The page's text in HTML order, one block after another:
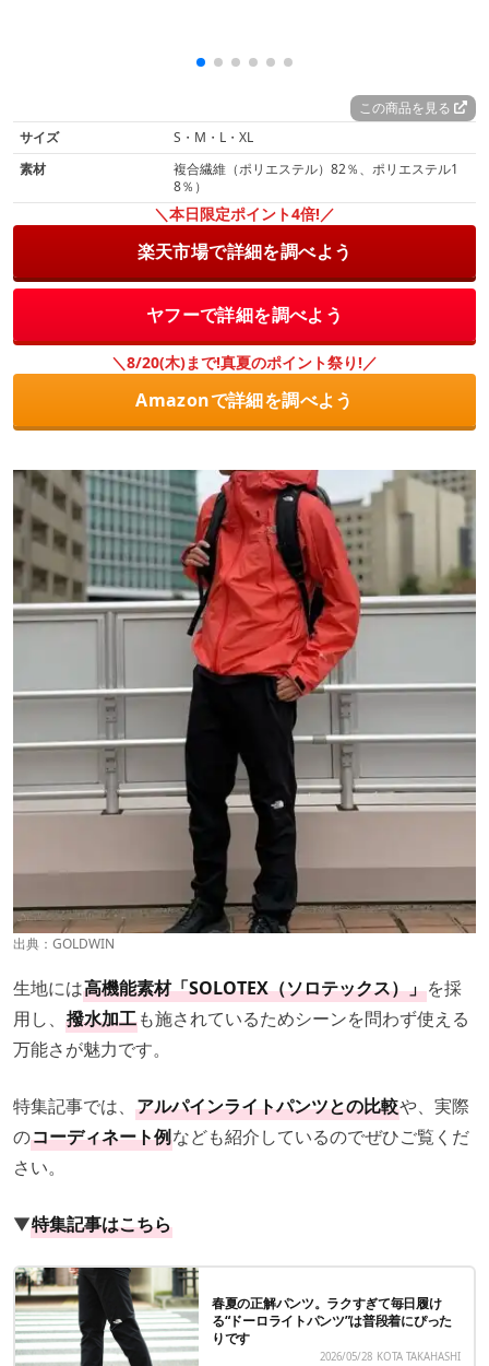
この商品を見る
サイズ
S・M・L・XL
素材
複合繊維（ポリエステル）82％、ポリエステル1
8％）
＼本日限定ポイント4倍!／
楽天市場で詳細を調べよう
ヤフーで詳細を調べよう
＼8/20(木)まで!真夏のポイント祭り!／
Amazonで詳細を調べよう
出典： GOLDWIN
生地には高機能素材「SOLOTEX（ソロテックス）」を採
用し、 撥水加工も施されているためシーンを問わず使える
万能さが魅力です。
特集記事では、 アルパインライトパンツとの比較や、実際
のコーディネート例なども紹介しているのでぜひご覧くだ
さい。
▼特集記事はこちら
春夏の正解パンツ。ラクすぎて毎日履け
る“ドーロライトパンツ”は普段着にぴった
りです
2026/05/28 KOTA TAKAHASHI